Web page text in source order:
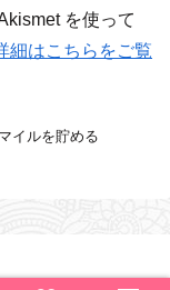
を使って
細はこちらをご覧
イルを貯める